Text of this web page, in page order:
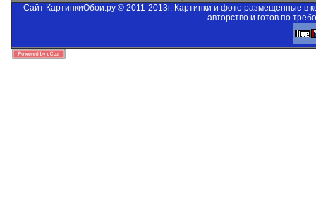
Сайт КартинкиОбои.ру © 2011-2013г. Картинки и фото размещенные в
авторство и готов по